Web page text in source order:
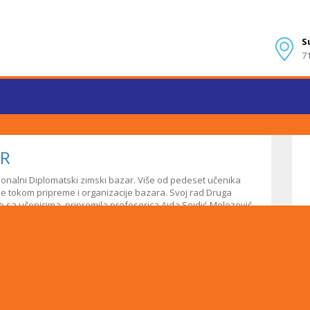
Diplomatski zimski bazar. Više od pedeset učenika
tokom pripreme i organizacije bazara. Svoj rad Druga
učenicima, pripremila profesorica Aida Sejdić-Melezović.
rad škole, učenika i profesora. Među njima su bili i mnogi
također je posjetio naš štand i pohvalio aktivnosti učenika
je…
ca za popunu upražnjenih